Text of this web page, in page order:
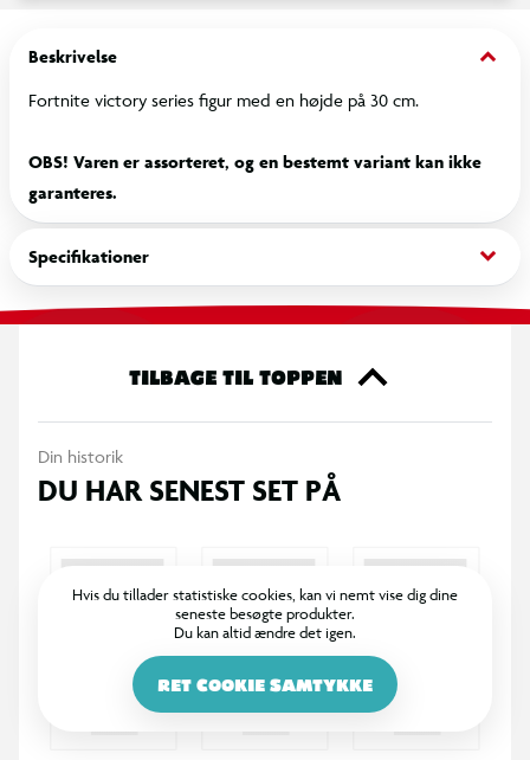
Beskrivelse keyboard_arrow_down
Fortnite victory series figur med en højde på 30 cm.
OBS! Varen er assorteret, og en bestemt variant kan ikke
garanteres.
Specifikationer keyboard_arrow_down
TILBAGE TIL TOPPEN
Din historik
DU HAR SENEST SET PÅ
Hvis du tillader statistiske cookies, kan vi nemt vise dig dine
seneste besøgte produkter.
Du kan altid ændre det igen.
RET COOKIE SAMTYKKE